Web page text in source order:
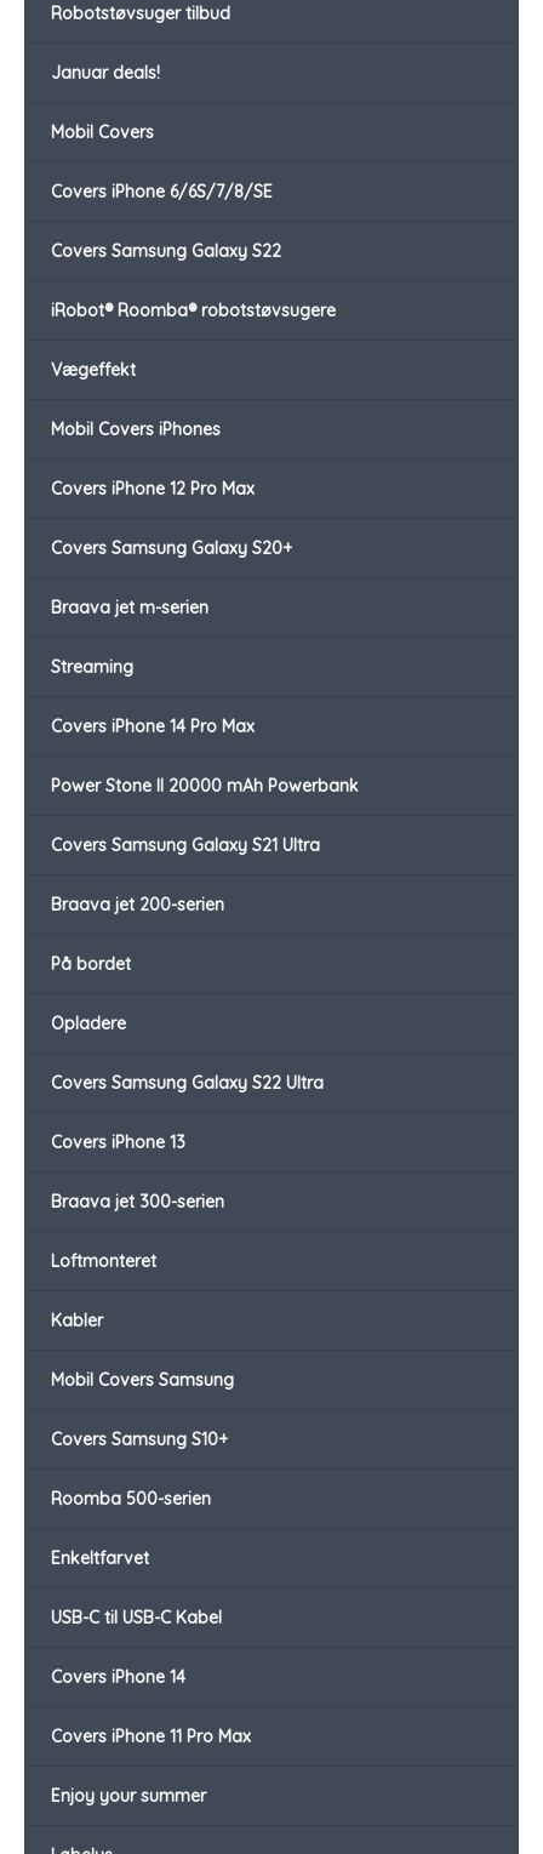
Robotstøvsuger tilbud
Januar deals!
Mobil Covers
Covers iPhone 6/6S/7/8/SE
Covers Samsung Galaxy S22
iRobot® Roomba® robotstøvsugere
Vægeffekt
Mobil Covers iPhones
Covers iPhone 12 Pro Max
Covers Samsung Galaxy S20+
Braava jet m-serien
Streaming
Covers iPhone 14 Pro Max
Power Stone II 20000 mAh Powerbank
Covers Samsung Galaxy S21 Ultra
Braava jet 200-serien
På bordet
Opladere
Covers Samsung Galaxy S22 Ultra
Covers iPhone 13
Braava jet 300-serien
Loftmonteret
Kabler
Mobil Covers Samsung
Covers Samsung S10+
Roomba 500-serien
Enkeltfarvet
USB-C til USB-C Kabel
Covers iPhone 14
Covers iPhone 11 Pro Max
Enjoy your summer